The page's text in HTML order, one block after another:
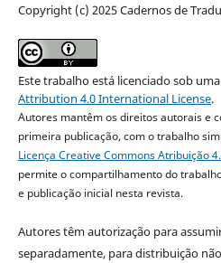
Copyright (c) 2025 Cadernos de
Este trabalho está licenciado sob
Attribution 4.0 International License.
Autores mantêm os direitos autorais e
primeira publicação, com o trabalho
Licença Creative Commons Atribuição
permite o compartilhamento do
e publicação inicial nesta revista.
Autores têm autorização para
separadamente, para distribuição